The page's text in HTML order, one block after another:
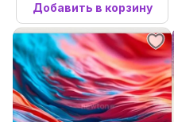
Добавить в корзину